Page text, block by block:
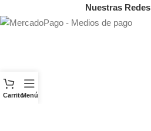
Nuestras Redes
CarritoMenú